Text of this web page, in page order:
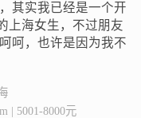
其实我已经是一个开
上海女生，不过朋友
呵，也许是因为我不
| 5001-8000元